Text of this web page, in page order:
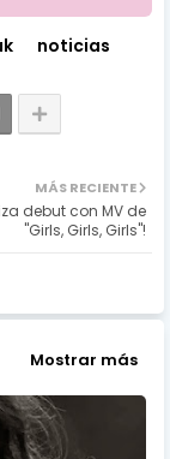
noticias
MÁS RECIENTE
debut con MV de
"Girls, Girls, Girls"!
Mostrar más